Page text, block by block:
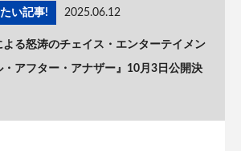
い記事! 2025.06.12
よる怒涛のチェイス・エンターテイメン
・アフター・アナザー』10月3日公開決